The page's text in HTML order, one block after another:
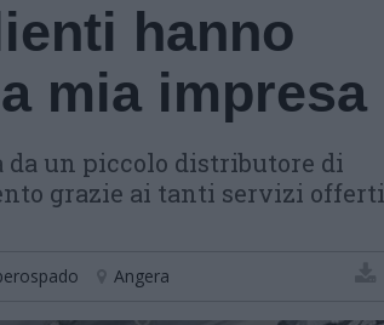
hanno
mia impresa
da un piccolo distributore di
grazie ai tanti servizi offerti
Angera